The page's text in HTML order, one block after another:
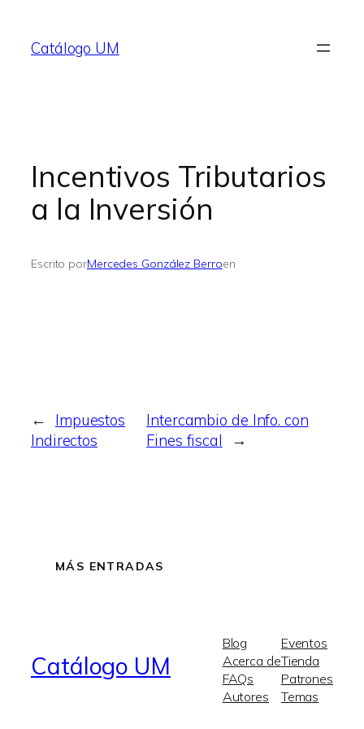
contenido
Catálogo UM
Incentivos Tributarios
a la Inversión
Escrito porMercedes González Berroen
←
Impuestos
Indirectos
Intercambio de Info. con
Fines fiscal
→
MÁS ENTRADAS
Catálogo UM
Blog
Acerca de
FAQs
Autores
Eventos
Tienda
Patrones
Temas